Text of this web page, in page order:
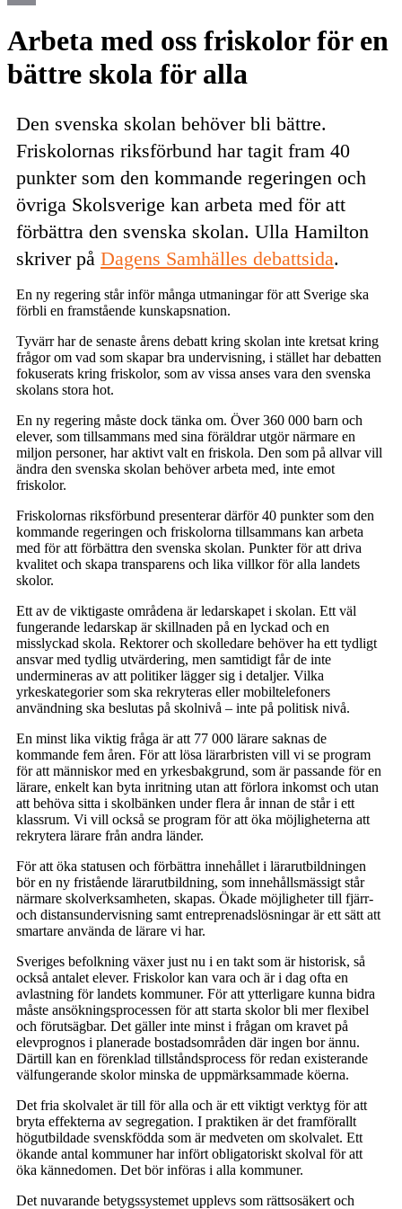
Arbeta med oss friskolor för en
bättre skola för alla
Den svenska skolan behöver bli bättre.
Friskolornas riksförbund har tagit fram 40
punkter som den kommande regeringen och
övriga Skolsverige kan arbeta med för att
förbättra den svenska skolan. Ulla Hamilton
skriver på Dagens Samhälles debattsida.
En ny regering står inför många utmaningar för att Sverige ska
förbli en framstående kunskapsnation.
Tyvärr har de senaste årens debatt kring skolan inte kretsat kring
frågor om vad som skapar bra undervisning, i stället har debatten
fokuserats kring friskolor, som av vissa anses vara den svenska
skolans stora hot.
En ny regering måste dock tänka om. Över 360 000 barn och
elever, som tillsammans med sina föräldrar utgör närmare en
miljon personer, har aktivt valt en friskola. Den som på allvar vill
ändra den svenska skolan behöver arbeta med, inte emot
friskolor.
Friskolornas riksförbund presenterar därför 40 punkter som den
kommande regeringen och friskolorna tillsammans kan arbeta
med för att förbättra den svenska skolan. Punkter för att driva
kvalitet och skapa transparens och lika villkor för alla landets
skolor.
Ett av de viktigaste områdena är ledarskapet i skolan. Ett väl
fungerande ledarskap är skillnaden på en lyckad och en
misslyckad skola. Rektorer och skolledare behöver ha ett tydligt
ansvar med tydlig utvärdering, men samtidigt får de inte
undermineras av att politiker lägger sig i detaljer. Vilka
yrkeskategorier som ska rekryteras eller mobiltelefoners
användning ska beslutas på skolnivå – inte på politisk nivå.
En minst lika viktig fråga är att 77 000 lärare saknas de
kommande fem åren. För att lösa lärarbristen vill vi se program
för att människor med en yrkesbakgrund, som är passande för en
lärare, enkelt kan byta inritning utan att förlora inkomst och utan
att behöva sitta i skolbänken under flera år innan de står i ett
klassrum. Vi vill också se program för att öka möjligheterna att
rekrytera lärare från andra länder.
För att öka statusen och förbättra innehållet i lärarutbildningen
bör en ny fristående lärarutbildning, som innehållsmässigt står
närmare skolverksamheten, skapas. Ökade möjligheter till fjärr-
och distansundervisning samt entreprenadslösningar är ett sätt att
smartare använda de lärare vi har.
Sveriges befolkning växer just nu i en takt som är historisk, så
också antalet elever. Friskolor kan vara och är i dag ofta en
avlastning för landets kommuner. För att ytterligare kunna bidra
måste ansökningsprocessen för att starta skolor bli mer flexibel
och förutsägbar. Det gäller inte minst i frågan om kravet på
elevprognos i planerade bostadsområden där ingen bor ännu.
Därtill kan en förenklad tillståndsprocess för redan existerande
välfungerande skolor minska de uppmärksammade köerna.
Det fria skolvalet är till för alla och är ett viktigt verktyg för att
bryta effekterna av segregation. I praktiken är det framförallt
högutbildade svenskfödda som är medveten om skolvalet. Ett
ökande antal kommuner har infört obligatoriskt skolval för att
öka kännedomen. Det bör införas i alla kommuner.
Det nuvarande betygssystemet upplevs som rättsosäkert och